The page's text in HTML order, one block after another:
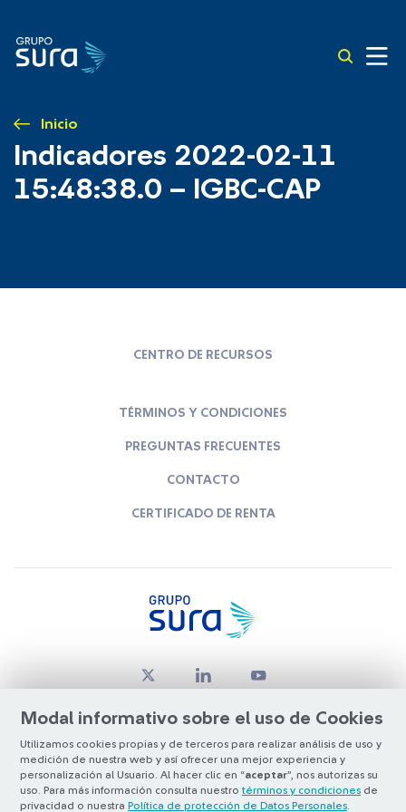
Inicio
Indicadores 2022-02-11
15:48:38.0 – IGBC-CAP
Modal informativo sobre el uso de Cookies
Utilizamos cookies propias y de terceros para realizar análisis de uso y
medición de nuestra web y así ofrecer una mejor experiencia y
personalización al Usuario. Al hacer clic en “aceptar”, nos autorizas su
uso. Para más información consulta nuestro términos y condiciones de
privacidad o nuestra Política de protección de Datos Personales
CENTRO DE RECURSOS
TÉRMINOS Y CONDICIONES
PREGUNTAS FRECUENTES
CONTACTO
CERTIFICADO DE RENTA
© Copyright Grupo SURA 2026